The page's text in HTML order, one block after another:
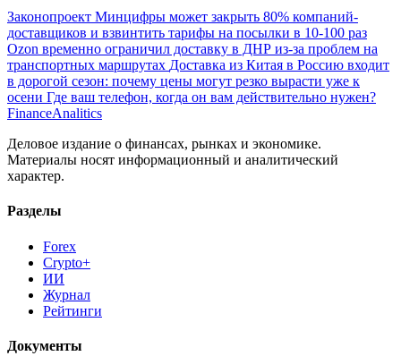
Законопроект Минцифры может закрыть 80% компаний-
доставщиков и взвинтить тарифы на посылки в 10-100 раз
Ozon временно ограничил доставку в ДНР из-за проблем на
транспортных маршрутах Доставка из Китая в Россию входит
в дорогой сезон: почему цены могут резко вырасти уже к
осени Где ваш телефон, когда он вам действительно нужен?
FinanceAnalitics
Деловое издание о финансах, рынках и экономике.
Материалы носят информационный и аналитический
характер.
Разделы
Forex
Crypto+
ИИ
Журнал
Рейтинги
Документы